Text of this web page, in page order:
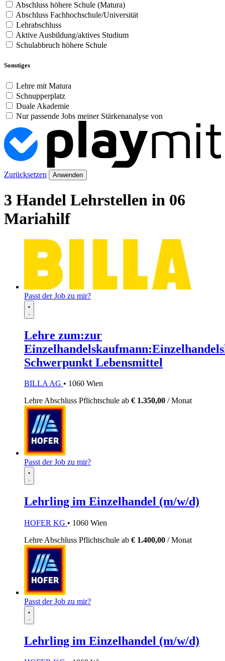
Abschluss höhere Schule (Matura)
Abschluss Fachhochschule/Universität
Lehrabschluss
Aktive Ausbildung/aktives Studium
Schulabbruch höhere Schule
Sonstiges
Lehre mit Matura
Schnupperplatz
Duale Akademie
Nur passende Jobs meiner Stärkenanalyse von
Zurücksetzen Anwenden
3 Handel Lehrstellen in 06
Mariahilf
Passt der Job zu mir?
Lehre zum:zur
Schwerpunkt Lebensmittel
BILLA AG • 1060 Wien
LehreAbschluss Pflichtschule ab € 1.350,00 / Monat
Passt der Job zu mir?
Lehrling im Einzelhandel (m/w/d)
HOFER KG • 1060 Wien
Lehre Abschluss Pflichtschule ab € 1.400,00 / Monat
Passt der Job zu mir?
Lehrling im Einzelhandel (m/w/d)